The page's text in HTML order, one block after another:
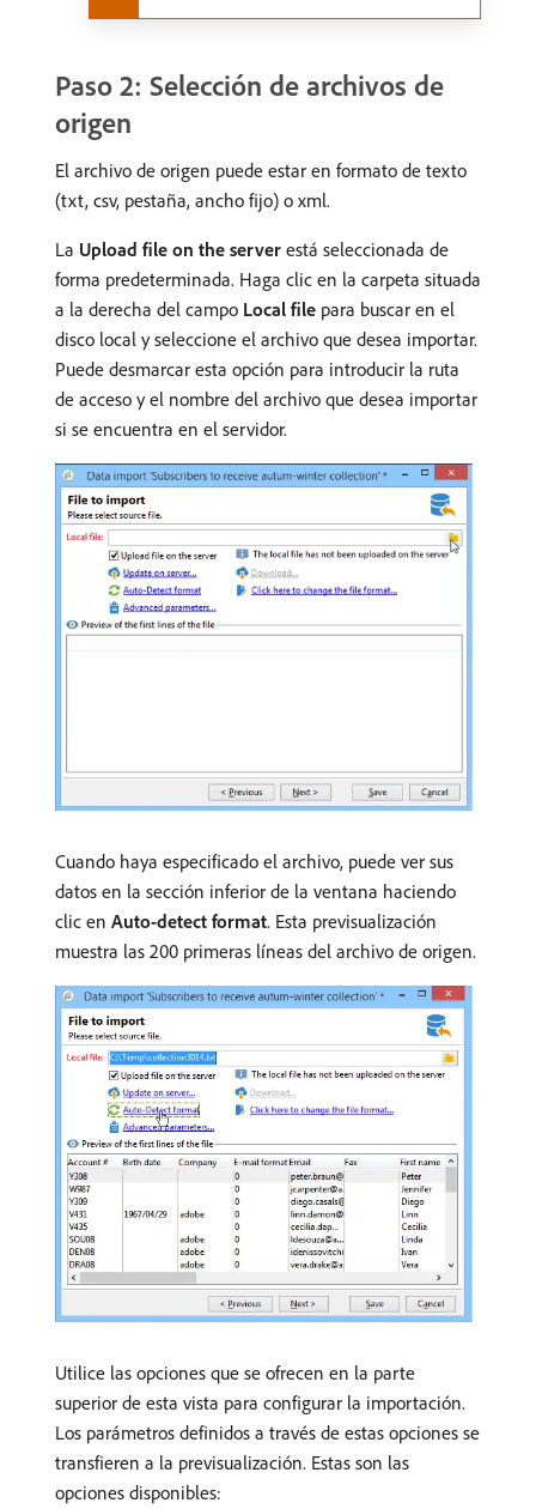
Paso 2: Selección de archivos de
origen
El archivo de origen puede estar en formato de texto
(txt, csv, pestaña, ancho fijo) o xml.
La Upload file on the server está seleccionada de
forma predeterminada. Haga clic en la carpeta situada
a la derecha del campo Local file para buscar en el
disco local y seleccione el archivo que desea importar.
Puede desmarcar esta opción para introducir la ruta
de acceso y el nombre del archivo que desea importar
si se encuentra en el servidor.
Cuando haya especificado el archivo, puede ver sus
datos en la sección inferior de la ventana haciendo
clic en Auto-detect format. Esta previsualización
muestra las 200 primeras líneas del archivo de origen.
Utilice las opciones que se ofrecen en la parte
superior de esta vista para configurar la importación.
Los parámetros definidos a través de estas opciones se
transfieren a la previsualización. Estas son las
opciones disponibles: